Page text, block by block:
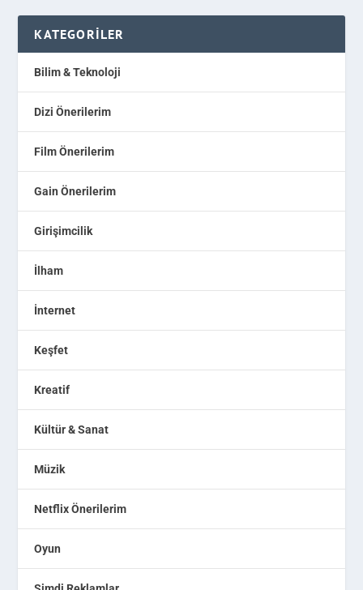
KATEGORILER
Bilim & Teknoloji
Dizi Önerilerim
Film Önerilerim
Gain Önerilerim
Girişimcilik
İlham
İnternet
Keşfet
Kreatif
Kültür & Sanat
Müzik
Netflix Önerilerim
Oyun